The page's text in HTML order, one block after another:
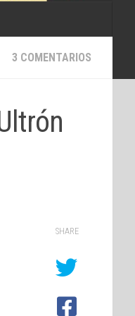
3 COMENTARIOS
SHARE